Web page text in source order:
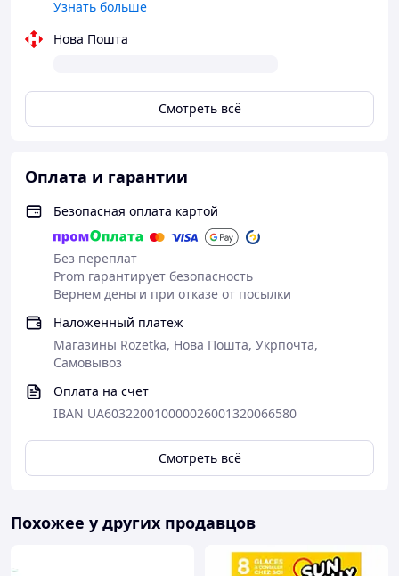
Узнать больше
Нова Пошта
Смотреть всё
Оплата и гарантии
Безопасная оплата картой
Без переплат
Prom гарантирует безопасность
Вернем деньги при отказе от посылки
Наложенный платеж
Магазины Rozetka, Нова Пошта, Укрпочта,
Самовывоз
Оплата на счет
IBAN UA603220010000026001320066580
Смотреть всё
Похожее у других продавцов